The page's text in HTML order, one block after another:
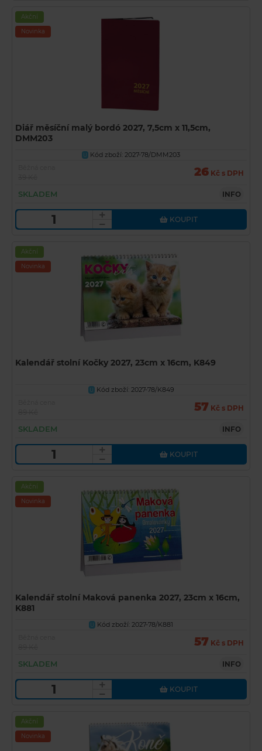
Akční
Novinka
Diář měsíční malý bordó 2027, 7,5cm x 11,5cm,
DMM203
U
Kód zboží: 2027-78/DMM203
26 Kč s DPH
SKLADEM INFO
KOUPIT
Akční
Novinka
Kalendář stolní Kočky 2027, 23cm x 16cm, K849
U Kód zboží: 2027-78/K849
57 Kč s DPH
SKLADEM INFO
KOUPIT
Akční
Novinka
Kalendář stolní Maková panenka 2027, 23cm x 16cm,
K881
U
Kód zboží: 2027-78/K881
57 Kč s DPH
SKLADEM INFO
KOUPIT
Akční
Novinka